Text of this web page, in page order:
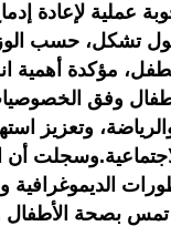
عملية لإعادة
تشكل، حسب
مؤكدة أهمية
وفق
والرياضة، وتعزيز
الديموغرافية
بصحة الأطفال